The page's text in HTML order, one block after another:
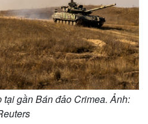
gần Bán đảo Crimea. Ảnh: